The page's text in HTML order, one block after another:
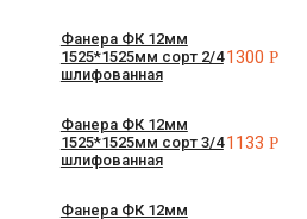
Фанера ФК 12мм
1525*1525мм сорт 2/4
шлифованная
1300Р
Фанера ФК 12мм
1525*1525мм сорт 3/4
шлифованная
1133Р
Фанера ФК 12мм